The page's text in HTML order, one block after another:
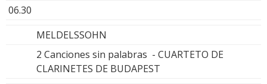
06.30
MELDELSSOHN
2 Canciones sin palabras - CUARTETO DE
CLARINETES DE BUDAPEST